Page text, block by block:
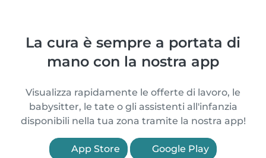
La cura è sempre a portata di
mano con la nostra app
Visualizza rapidamente le offerte di lavoro, le
babysitter, le tate o gli assistenti all'infanzia
disponibili nella tua zona tramite la nostra app!
App Store Google Play